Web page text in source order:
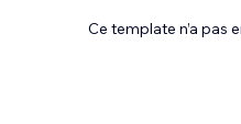
Ce template n’a pas